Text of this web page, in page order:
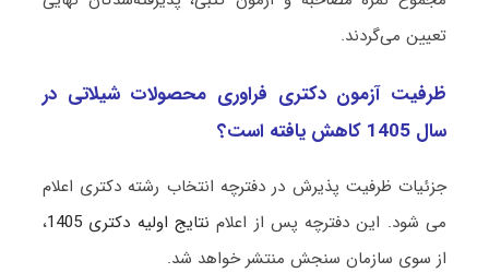
تعیین می‌گردند.
ظرفیت آزمون دکتری ﻓﺮاوری ﻣﺤﺼﻮﻻت شیلاتی در
سال 1405 کاهش یافته است؟
جزئیات ظرفیت پذیرش در دفترچه انتخاب رشته دکتری اعلام
می شود. این دفترچه پس از اعلام نتایج اولیه دکتری 1405
،
از سوی سازمان سنجش منتشر خواهد شد.